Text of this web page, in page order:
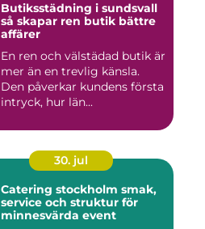
Butiksstädning i sundsvall
så skapar ren butik bättre
affärer
En ren och välstädad butik är
mer än en trevlig känsla.
Den påverkar kundens första
intryck, hur län...
30. jul
Catering stockholm smak,
service och struktur för
minnesvärda event